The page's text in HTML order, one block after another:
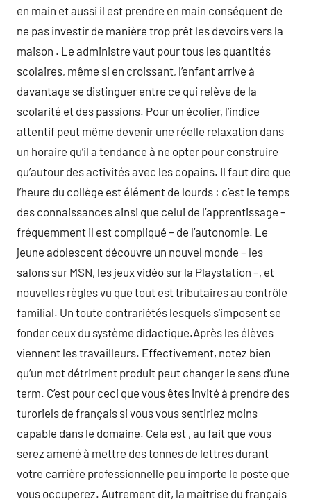
en main et aussi il est prendre en main conséquent de
ne pas investir de manière trop prêt les devoirs vers la
maison . Le administre vaut pour tous les quantités
scolaires, même si en croissant, l’enfant arrive à
davantage se distinguer entre ce qui relève de la
scolarité et des passions. Pour un écolier, l’indice
attentif peut même devenir une réelle relaxation dans
un horaire qu’il a tendance à ne opter pour construire
qu’autour des activités avec les copains. Il faut dire que
l’heure du collège est élément de lourds : c’est le temps
des connaissances ainsi que celui de l’apprentissage –
fréquemment il est compliqué – de l’autonomie. Le
jeune adolescent découvre un nouvel monde – les
salons sur MSN, les jeux vidéo sur la Playstation –, et
nouvelles règles vu que tout est tributaires au contrôle
familial. Un toute contrariétés lesquels s’imposent se
fonder ceux du système didactique.Après les élèves
viennent les travailleurs. Effectivement, notez bien
qu’un mot détriment produit peut changer le sens d’une
term. C’est pour ceci que vous êtes invité à prendre des
turoriels de français si vous vous sentiriez moins
capable dans le domaine. Cela est , au fait que vous
serez amené à mettre des tonnes de lettres durant
votre carrière professionnelle peu importe le poste que
vous occuperez. Autrement dit, la maitrise du français